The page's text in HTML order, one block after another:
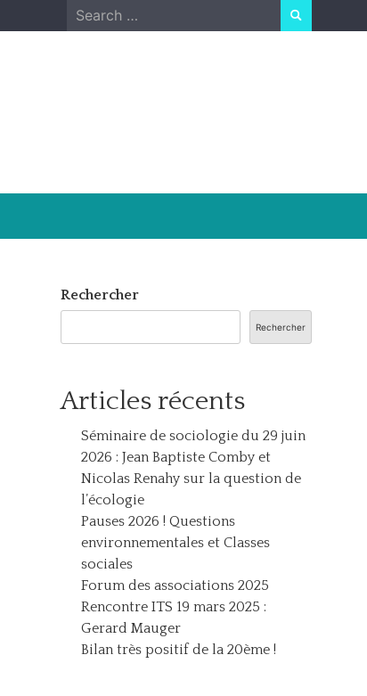
Search
for:
Rechercher
Rechercher
Articles récents
Séminaire de sociologie du 29 juin
2026 : Jean Baptiste Comby et
Nicolas Renahy sur la question de
l’écologie
Pauses 2026 ! Questions
environnementales et Classes
sociales
Forum des associations 2025
Rencontre ITS 19 mars 2025 :
Gerard Mauger
Bilan très positif de la 20ème !